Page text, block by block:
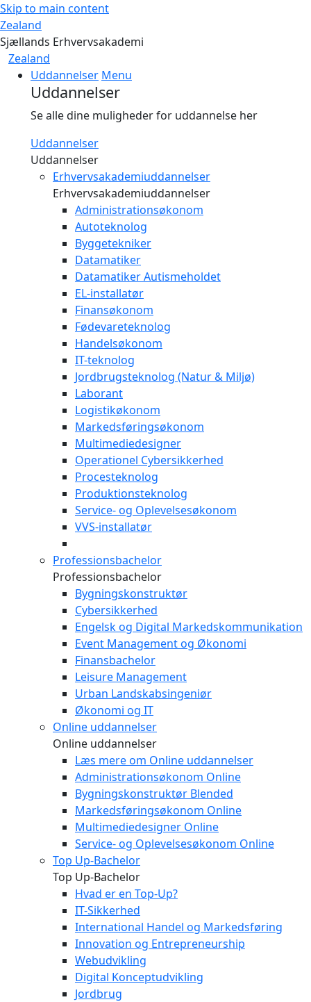
Skip to main content
Zealand
Sjællands Erhvervsakademi
Zealand
Uddannelser Menu
Uddannelser
Se alle dine muligheder for uddannelse her
Uddannelser
Uddannelser
Erhvervsakademiuddannelser
Erhvervsakademiuddannelser
Administrationsøkonom
Autoteknolog
Byggetekniker
Datamatiker
Datamatiker Autismeholdet
EL-installatør
Finansøkonom
Fødevareteknolog
Handelsøkonom
IT-teknolog
Jordbrugsteknolog (Natur & Miljø)
Laborant
Logistikøkonom
Markedsføringsøkonom
Multimediedesigner
Operationel Cybersikkerhed
Procesteknolog
Produktionsteknolog
Service- og Oplevelsesøkonom
VVS-installatør
Professionsbachelor
Professionsbachelor
Bygningskonstruktør
Cybersikkerhed
Engelsk og Digital Markedskommunikation
Event Management og Økonomi
Finansbachelor
Leisure Management
Urban Landskabsingeniør
Økonomi og IT
Online uddannelser
Online uddannelser
Læs mere om Online uddannelser
Administrationsøkonom Online
Bygningskonstruktør Blended
Markedsføringsøkonom Online
Multimediedesigner Online
Service- og Oplevelsesøkonom Online
Top Up-Bachelor
Top Up-Bachelor
Hvad er en Top-Up?
IT-Sikkerhed
International Handel og Markedsføring
Innovation og Entrepreneurship
Webudvikling
Digital Konceptudvikling
Jordbrug